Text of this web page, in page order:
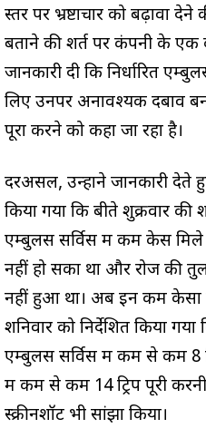
स्तर पर भ्रष्टाचार को बढ़ावा
बताने की शर्त पर कंपनी के एक
जानकारी दी कि निर्धारित
लिए उनपर अनावश्यक दबाव
पूरा करने को कहा जा रहा है।
दरअसल, उन्होंने जानकारी देते
किया गया कि बीते शुक्रवार
एम्बुलेंस सर्विस में कम केस मिले थे
नहीं हो सका था और रोज की
नहीं हुआ था। अब इन कम केसों
शनिवार को निर्देशित किया
एम्बुलेंस सर्विस में कम से कम 8
में कम से कम 14 ट्रिप पूरी
स्क्रीनशॉट भी सांझा किया।